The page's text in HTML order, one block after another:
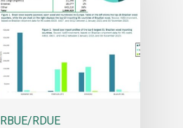
RBUE/RDUE